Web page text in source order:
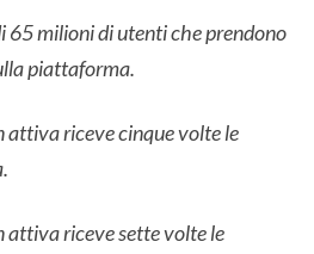
65 milioni di utenti che prendono
piattaforma.
attiva riceve cinque volte le
attiva riceve sette volte le